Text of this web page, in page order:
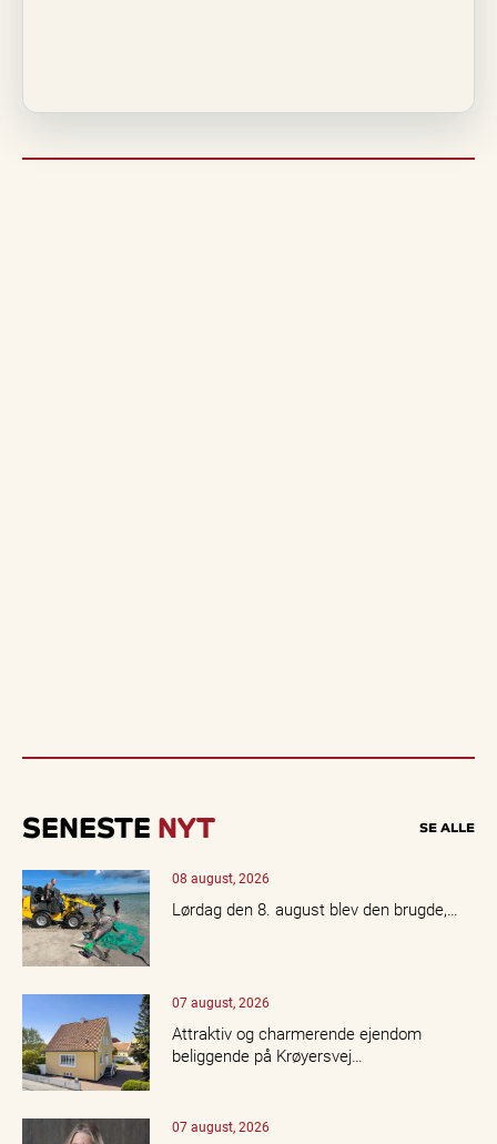
SENESTE NYT SE ALLE
08 august, 2026
Lørdag den 8. august blev den brugde,…
07 august, 2026
Attraktiv og charmerende ejendom
beliggende på Krøyersvej…
07 august, 2026